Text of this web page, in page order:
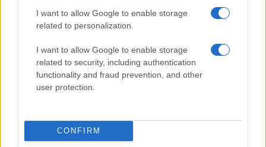
I want to allow Google to enable storage
related to personalization.
I want to allow Google to enable storage
related to security, including authentication
functionality and fraud prevention, and other
user protection.
CONFIRM
Με τον τρόπο αυτό, η διαδικασία δεν περιορίζεται στα
238 σχολεία της τρέχουσας φάσης, αλλά προχωρά με
παρεμβάσεις.
Η κ. Ζαχαράκη τόνισε ότι η Παιδεία δεν αφορά μόνο
προγράμματα σπουδών και μεταρρυθμίσεις, αλλά και τις
Media Labs σε 500 δημόσια σχολεία: Τι αλλάζει για